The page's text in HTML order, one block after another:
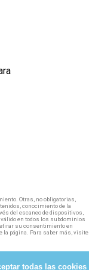
Otras, no obligatorias,
conocimiento de la
del escaneo de dispositivos,
en todos los subdominios
su consentimiento en
la página. Para saber más, visite
todas las cookies